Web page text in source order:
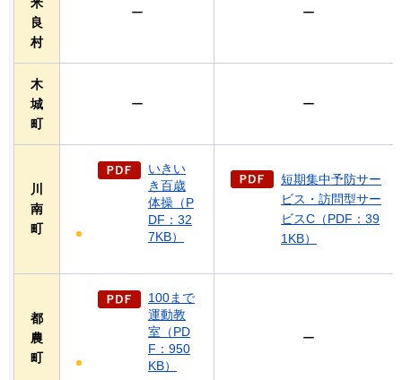
良
村
ー ー
木
城
町
ー ー
川
南
町
いきい
き百歳
体操（P
DF：32
7KB）
短期集中予防サー
ビス・訪問型サー
ビスC（PDF：39
1KB）
都
農
町
100まで
運動教
室（PD
F：950
KB）
ー